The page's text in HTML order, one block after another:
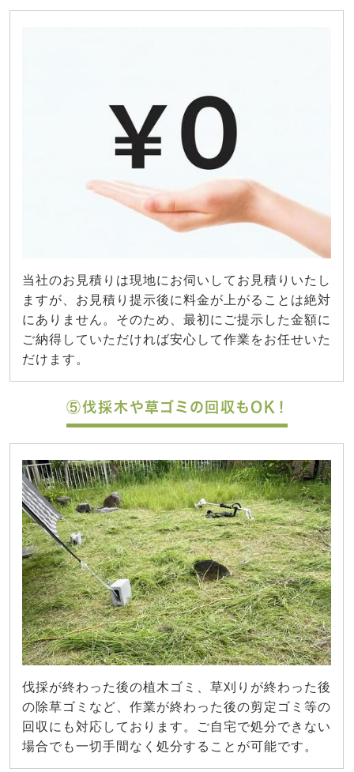
当社のお見積りは現地にお伺いしてお見積りいたし
ますが、お見積り提示後に料金が上がることは絶対
にありません。そのため、最初にご提示した金額に
ご納得していただければ安心して作業をお任せいた
だけます。
⑤伐採木や草ゴミの回収もOK！
伐採が終わった後の植木ゴミ、草刈りが終わった後
の除草ゴミなど、作業が終わった後の剪定ゴミ等の
回収にも対応しております。ご自宅で処分できない
場合でも一切手間なく処分することが可能です。